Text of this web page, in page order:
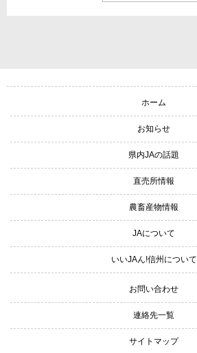
サイトナビゲーション
ホーム
お知らせ
県内JAの話題
直売所情報
農畜産物情報
JAについて
いいJAん!信州について
お問い合わせ
連絡先一覧
サイトマップ